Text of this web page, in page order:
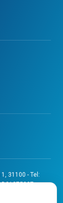
31100 - Tel:
B31275837.
Hoja 525.